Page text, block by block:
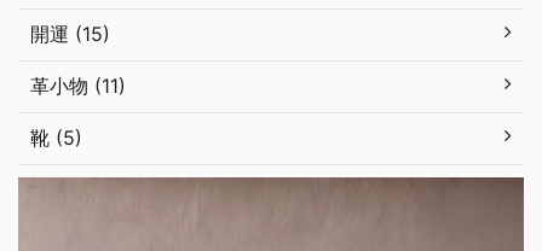
開運 (15)
革小物 (11)
靴 (5)